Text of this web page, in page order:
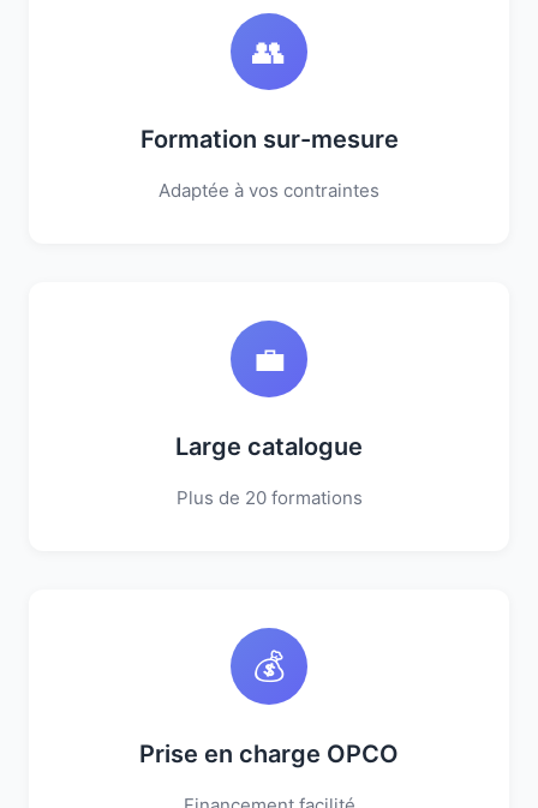
👥
Formation sur-mesure
Adaptée à vos contraintes
💼
Large catalogue
Plus de 20 formations
💰
Prise en charge OPCO